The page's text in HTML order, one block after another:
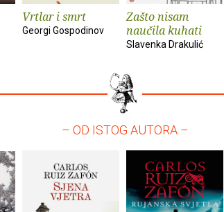
Vrtlar i smrt
Georgi Gospodinov
Zašto nisam
naučila kuhati
Slavenka Drakulić
– OD ISTOG AUTORA –